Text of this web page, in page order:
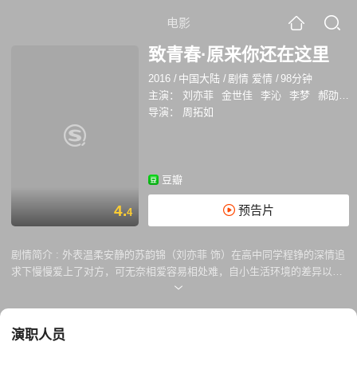
电影
4.4
致青春·原来你还在这里
2016 / 中国大陆 /剧情 爱情 /98分钟
主演：
刘亦菲 金世佳 李沁 李梦 郝劭文
导演：
周拓如
豆瓣
预告片
剧情简介 : 外表温柔安静的苏韵锦（刘亦菲 饰）在高中同学程铮的深情追
求下慢慢爱上了对方，可无奈相爱容易相处难，自小生活环境的差异以及
性格的迥异开始成为两人之间的问题，矛盾的不断发现最终还是让感情出
还乱的感情促使他们又纠缠到了一起，并且这时才知道彼此在这几年中都
演职人员